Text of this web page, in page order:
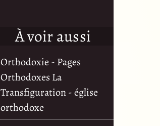
À voir aussi
Orthodoxie - Pages
Orthodoxes La
Transfiguration - église
orthodoxe